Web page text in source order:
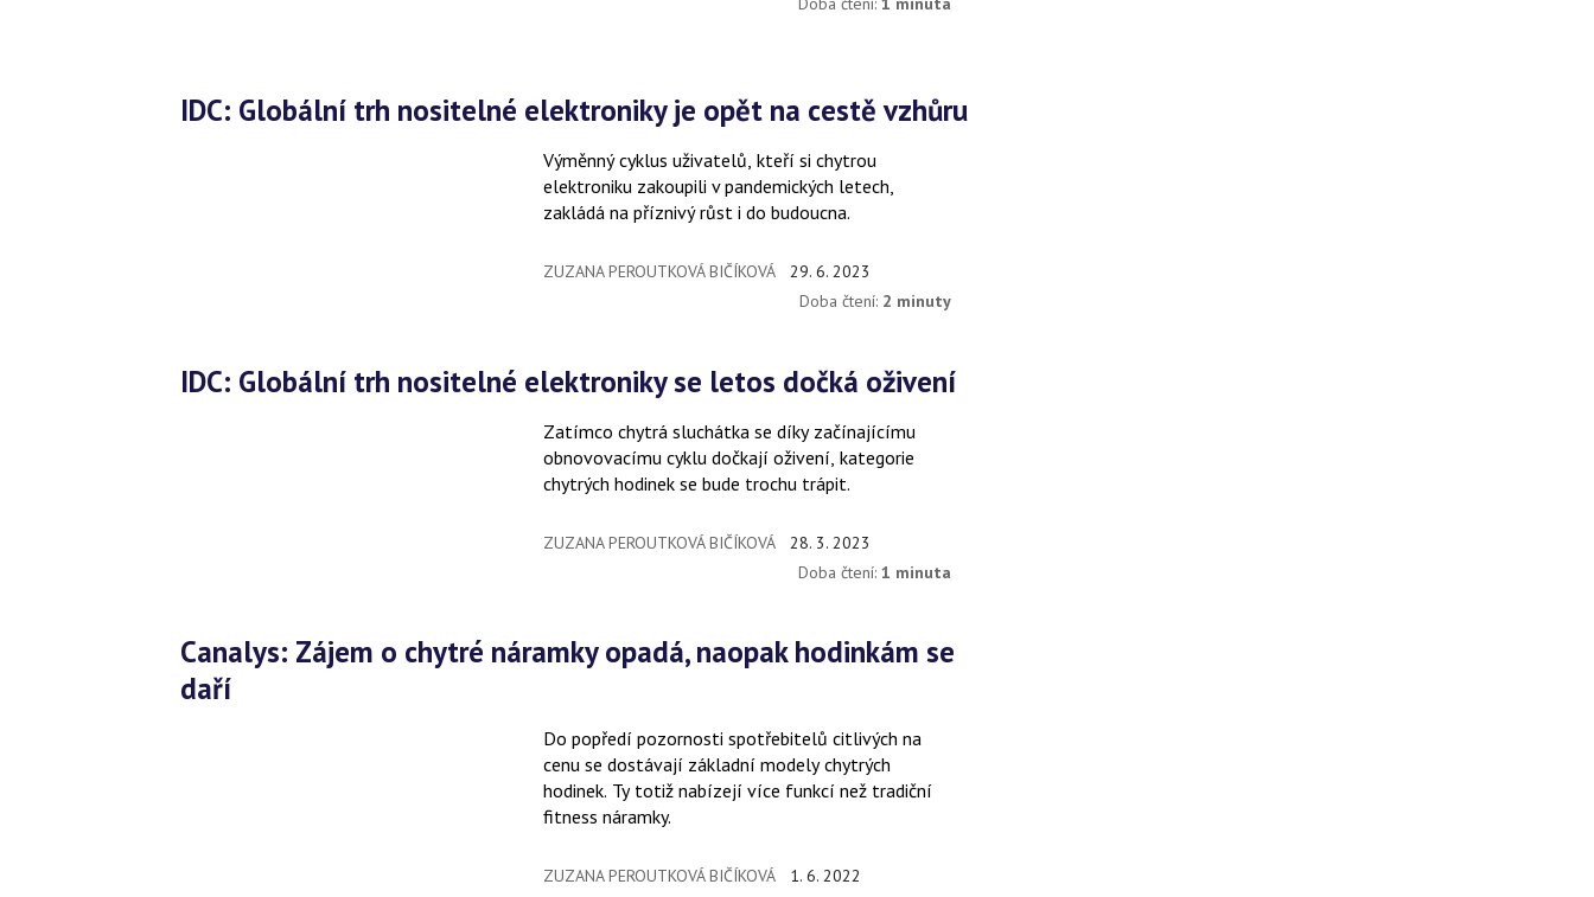
IDC: Globální trh nositelné elektroniky je opět na cestě vzhůru
Výměnný cyklus uživatelů, kteří si chytrou
elektroniku zakoupili v pandemických letech,
zakládá na příznivý růst i do budoucna.
ZUZANA PEROUTKOVÁ BIČÍKOVÁ
29. 6. 2023
Doba čtení: 2 minuty
IDC: Globální trh nositelné elektroniky se letos dočká oživení
Zatímco chytrá sluchátka se díky začínajícímu
obnovovacímu cyklu dočkají oživení, kategorie
chytrých hodinek se bude trochu trápit.
ZUZANA PEROUTKOVÁ BIČÍKOVÁ
28. 3. 2023
Doba čtení: 1 minuta
Canalys: Zájem o chytré náramky opadá, naopak hodinkám se
daří
Do popředí pozornosti spotřebitelů citlivých na
cenu se dostávají základní modely chytrých
hodinek. Ty totiž nabízejí více funkcí než tradiční
fitness náramky.
ZUZANA PEROUTKOVÁ BIČÍKOVÁ
1. 6. 2022